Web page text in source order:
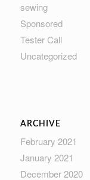
sewing
Sponsored
Tester Call
Uncategorized
ARCHIVE
February 2021
January 2021
December 2020